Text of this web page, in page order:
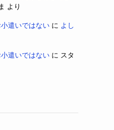
より
遣いではない に よし
遣いではない に スタ